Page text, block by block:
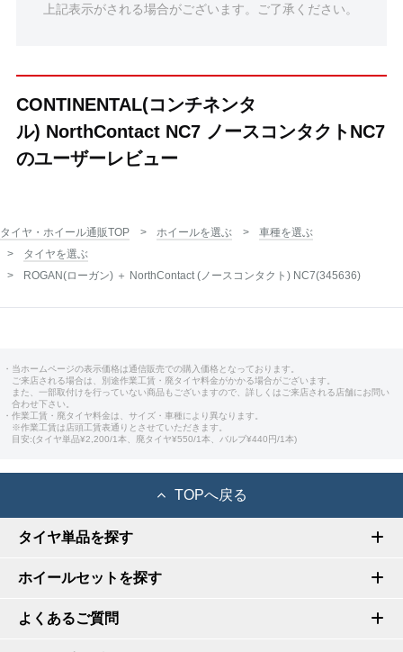
上記表示がされる場合がございます。ご了承ください。
CONTINENTAL(コンチネンタ
ル) NorthContact NC7 ノースコンタクトNC7
のユーザーレビュー
タイヤ・ホイール通販TOP ホイールを選ぶ
車種を選ぶ
タイヤを選ぶ
ROGAN(ローガン) ＋ NorthContact (ノースコンタクト) NC7(345636)
・当ホームページの表示価格は通信販売での購入価格となっております。
ご来店される場合は、別途作業工賃・廃タイヤ料金がかかる場合がございます。
また、一部取付けを行っていない商品もございますので、詳しくはご来店される店舗にお問い
合わせ下さい。
・作業工賃・廃タイヤ料金は、サイズ・車種により異なります。
※作業工賃は店頭工賃表通りとさせていただきます。
目安:(タイヤ単品¥2,200/1本、廃タイヤ¥550/1本、バルブ¥440円/1本)
TOPへ戻る
タイヤ単品を探す
ホイールセットを探す
よくあるご質問